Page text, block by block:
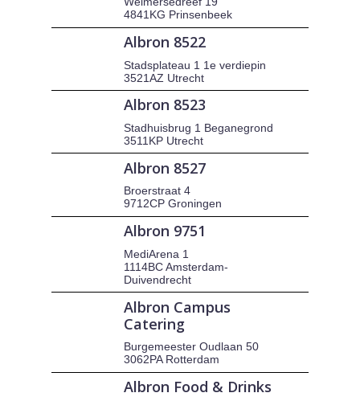
4841KG Prinsenbeek
Albron 8522
Stadsplateau 1 1e verdiepin
3521AZ Utrecht
Albron 8523
Stadhuisbrug 1 Beganegrond
3511KP Utrecht
Albron 8527
Broerstraat 4
9712CP Groningen
Albron 9751
MediArena 1
1114BC Amsterdam-
Duivendrecht
Albron Campus
Catering
Burgemeester Oudlaan 50
3062PA Rotterdam
Albron Food & Drinks